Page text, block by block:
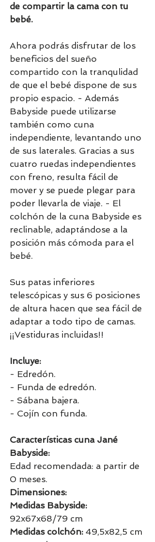
de compartir la cama con tu
bebé.
Ahora podrás disfrutar de los
beneficios del sueño
compartido con la tranqulidad
de que el bebé dispone de sus
propio espacio. - Además
Babyside puede utilizarse
también como cuna
independiente, levantando uno
de sus laterales. Gracias a sus
cuatro ruedas independientes
con freno, resulta fácil de
mover y se puede plegar para
poder llevarla de viaje. - El
colchón de la cuna Babyside es
reclinable, adaptándose a la
posición más cómoda para el
bebé.
Sus patas inferiores
telescópicas y sus 6 posiciones
de altura hacen que sea fácil de
adaptar a todo tipo de camas.
¡¡Vestiduras incluidas!!
Incluye:
- Edredón.
- Funda de edredón.
- Sábana bajera.
- Cojín con funda.
Características cuna Jané
Babyside:
Edad recomendada: a partir de
0 meses.
Dimensiones:
Medidas Babyside:
92x67x68/79 cm
Medidas colchón: 49,5x82,5 cm